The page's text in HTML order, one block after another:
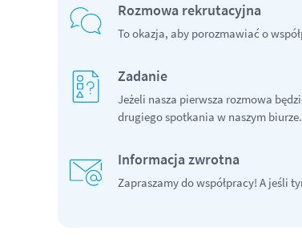
Rozmowa rekrutacyjna
To okazja, aby porozmawiać o
Zadanie
Jeżeli nasza pierwsza rozmowa
drugiego spotkania w naszym biurze.
Informacja zwrotna
Zapraszamy do współpracy! A jeśli